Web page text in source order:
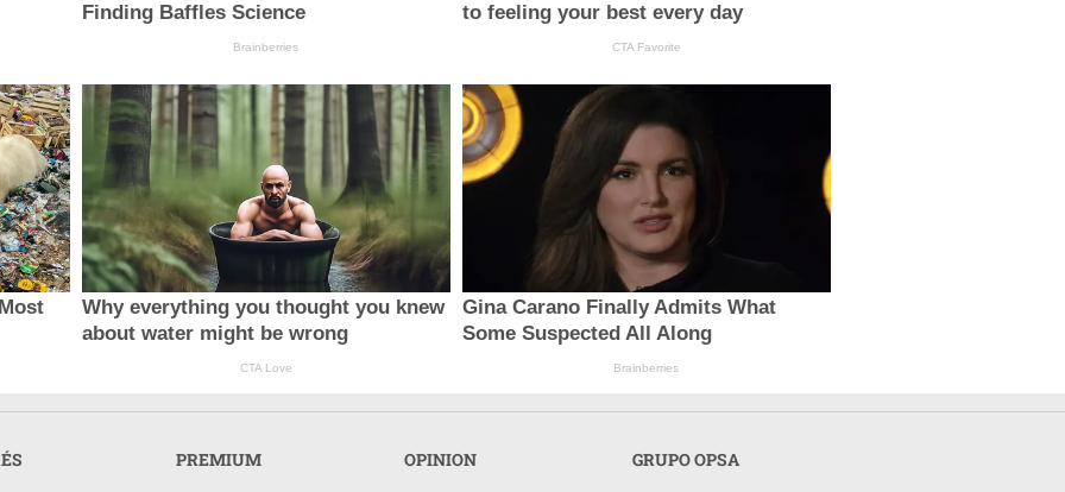
Finding Baffles Science
Brainberries
to feeling your best every day
CTA Favorite
Why everything you thought you knew
about water might be wrong
CTA Love
Gina Carano Finally Admits What
Some Suspected All Along
Brainberries
PREMIUM
OPINION
GRUPO OPSA